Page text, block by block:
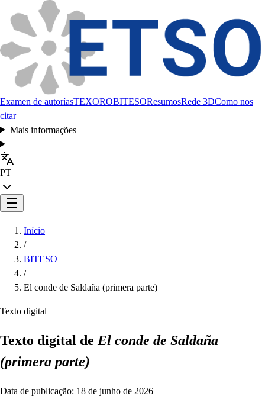
Examen de autoríasTEXOROBITESOResumosRede 3DComo nos
citar
Mais informações
PT
Início
/
BITESO
/
El conde de Saldaña (primera parte)
Texto digital
Texto digital de El conde de Saldaña
(primera parte)
Data de publicação: 18 de junho de 2026